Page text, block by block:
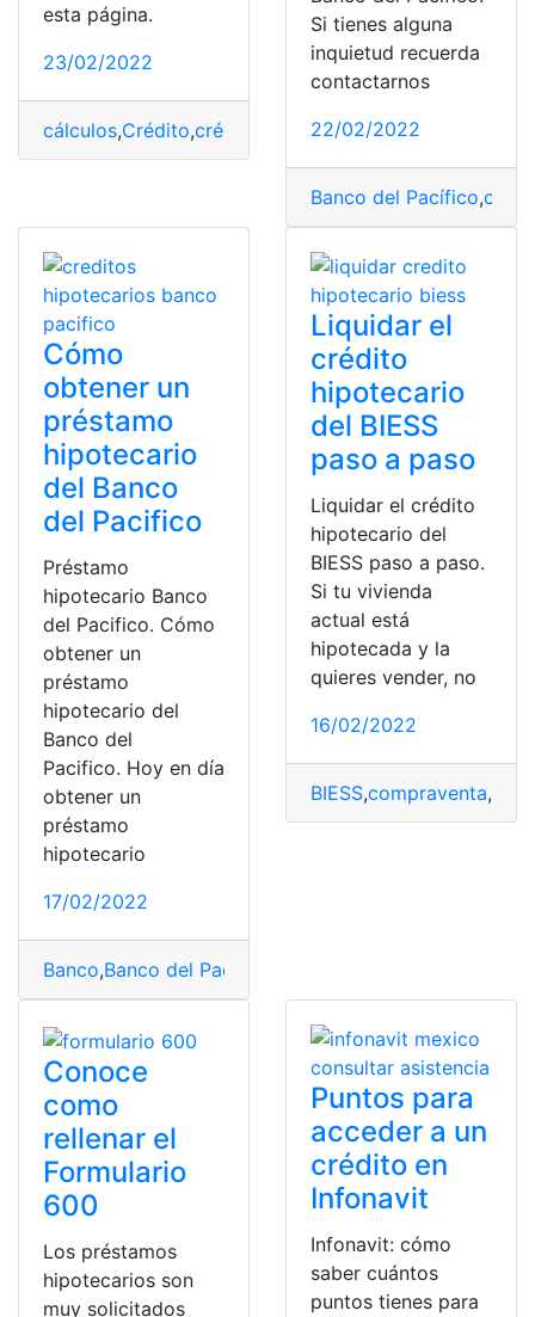
esta página.
23/02/2022
cálculos,Crédito,crédito hipotecario,créditos
Si tienes alguna
inquietud recuerda
contactarnos
22/02/2022
Banco del Pacífico,
Cómo
obtener un
préstamo
hipotecario
del Banco
del Pacifico
Préstamo
hipotecario Banco
del Pacifico. Cómo
obtener un
préstamo
hipotecario del
Banco del
Pacifico. Hoy en día
obtener un
préstamo
hipotecario
17/02/2022
Banco,Banco del Pacífico
Liquidar el
crédito
hipotecario
del BIESS
paso a paso
Liquidar el crédito
hipotecario del
BIESS paso a paso.
Si tu vivienda
actual está
hipotecada y la
quieres vender, no
16/02/2022
BIESS,compraventa,
Conoce
como
rellenar el
Formulario
600
Los préstamos
hipotecarios son
muy solicitados
Puntos para
acceder a un
crédito en
Infonavit
Infonavit: cómo
saber cuántos
puntos tienes para